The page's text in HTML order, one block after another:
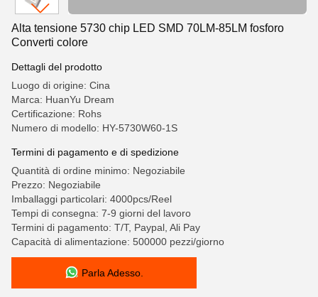
Alta tensione 5730 chip LED SMD 70LM-85LM fosforo
Converti colore
Dettagli del prodotto
Luogo di origine: Cina
Marca: HuanYu Dream
Certificazione: Rohs
Numero di modello: HY-5730W60-1S
Termini di pagamento e di spedizione
Quantità di ordine minimo: Negoziabile
Prezzo: Negoziabile
Imballaggi particolari: 4000pcs/Reel
Tempi di consegna: 7-9 giorni del lavoro
Termini di pagamento: T/T, Paypal, Ali Pay
Capacità di alimentazione: 500000 pezzi/giorno
Parla Adesso.